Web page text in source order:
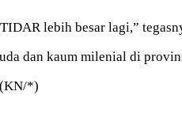
lebih besar lagi,”
dan kaum milenial di
*)